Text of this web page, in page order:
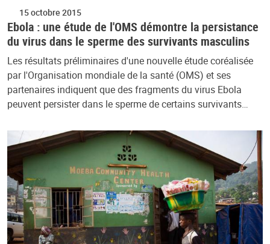
15 octobre 2015
Ebola : une étude de l'OMS démontre la persistance
du virus dans le sperme des survivants masculins
Les résultats préliminaires d'une nouvelle étude coréalisée
par l'Organisation mondiale de la santé (OMS) et ses
partenaires indiquent que des fragments du virus Ebola
peuvent persister dans le sperme de certains survivants…